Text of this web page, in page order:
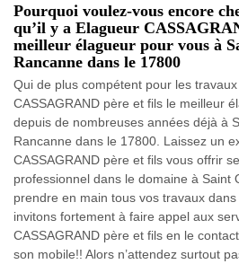
Pourquoi voulez-vous encore
qu’il y a Elagueur
meilleur élagueur pour vous à
Rancanne dans le 17800
Qui de plus compétent pour les
CASSAGRAND père et fils le meilleur
depuis de nombreuses années déjà à
Rancanne dans le 17800. Laissez un
CASSAGRAND père et fils vous offrir
professionnel dans le domaine à Saint
prendre en main tous vos travaux
invitons fortement à faire appel aux
CASSAGRAND père et fils en le
son mobile!! Alors n’attendez surtout